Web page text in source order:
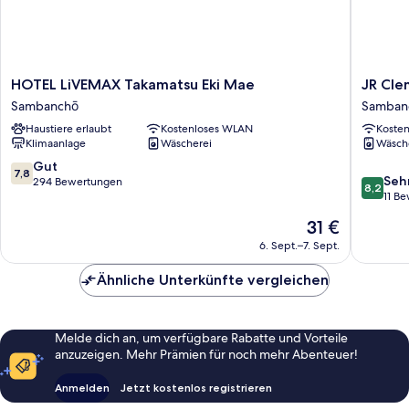
HOTEL
LiVEMAX
Takamatsu
Eki
Mae
Sambanchō
HOTEL LiVEMAX Takamatsu Eki Mae
Sambanchō
Haustiere erlaubt
Kostenloses WLAN
Klimaanlage
Wäscherei
7.8
von
7,8 Gut
294 Bewertungen
Der
Preis
beträgt
31 €
31 €
6. Sept.–7. Sept.
JR
Clement
Inn
JR
8.2
von
11
8,2
11
Ähnliche Unterkünfte vergleichen
Melde dich an, um verfügbare Rabatte und Vorteile
anzuzeigen. Mehr Prämien für noch mehr Abenteuer!
Anmelden Jetzt kostenlos registrieren